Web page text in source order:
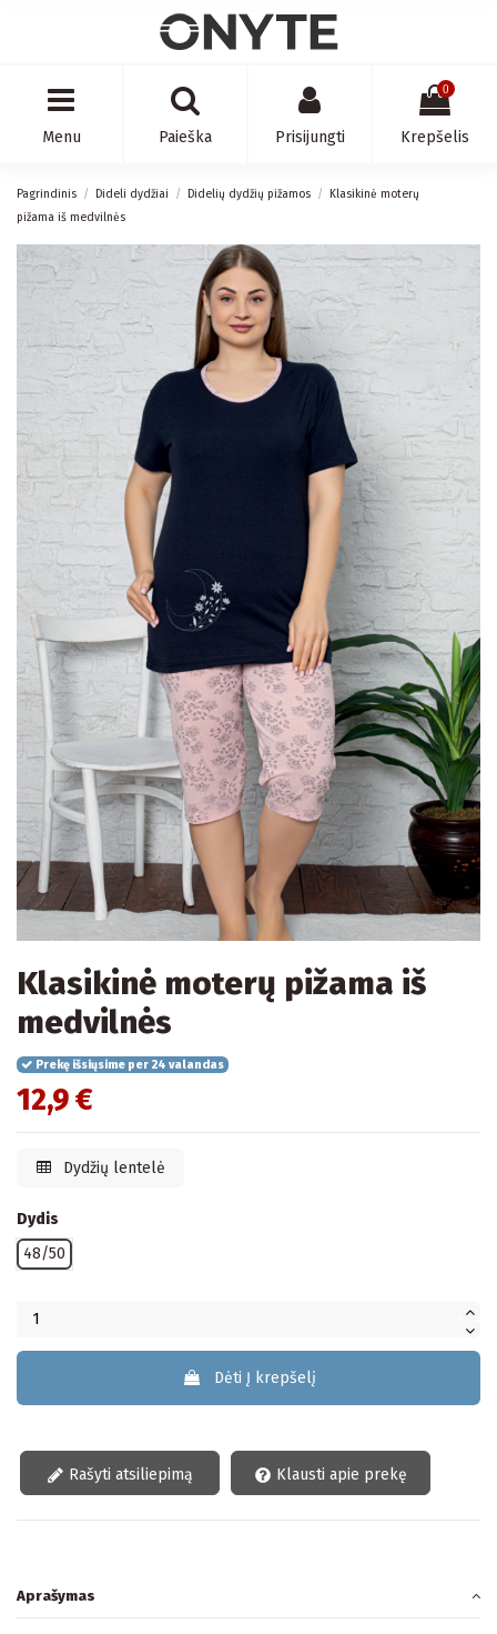
Menu Paieška Prisijungti
0
Krepšelis
Pagrindinis Dideli dydžiai Didelių dydžių pižamos
Klasikinė moterų
pižama iš medvilnės
Klasikinė moterų pižama iš
medvilnės
Prekę išsiųsime per 24 valandas
12,9 €
Dydžių lentelė
Dydis
48/50
Dėti Į krepšelį
Rašyti atsiliepimą Klausti apie prekę
Aprašymas